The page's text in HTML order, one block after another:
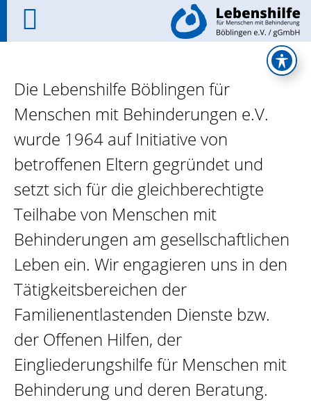
Die Lebenshilfe Böblingen für
Menschen mit Behinderungen e.V.
wurde 1964 auf Initiative von
betroffenen Eltern gegründet und
setzt sich für die gleichberechtigte
Teilhabe von Menschen mit
Behinderungen am gesellschaftlichen
Leben ein. Wir engagieren uns in den
Tätigkeitsbereichen der
Familienentlastenden Dienste bzw.
der Offenen Hilfen, der
Eingliederungshilfe für Menschen mit
Behinderung und deren Beratung.